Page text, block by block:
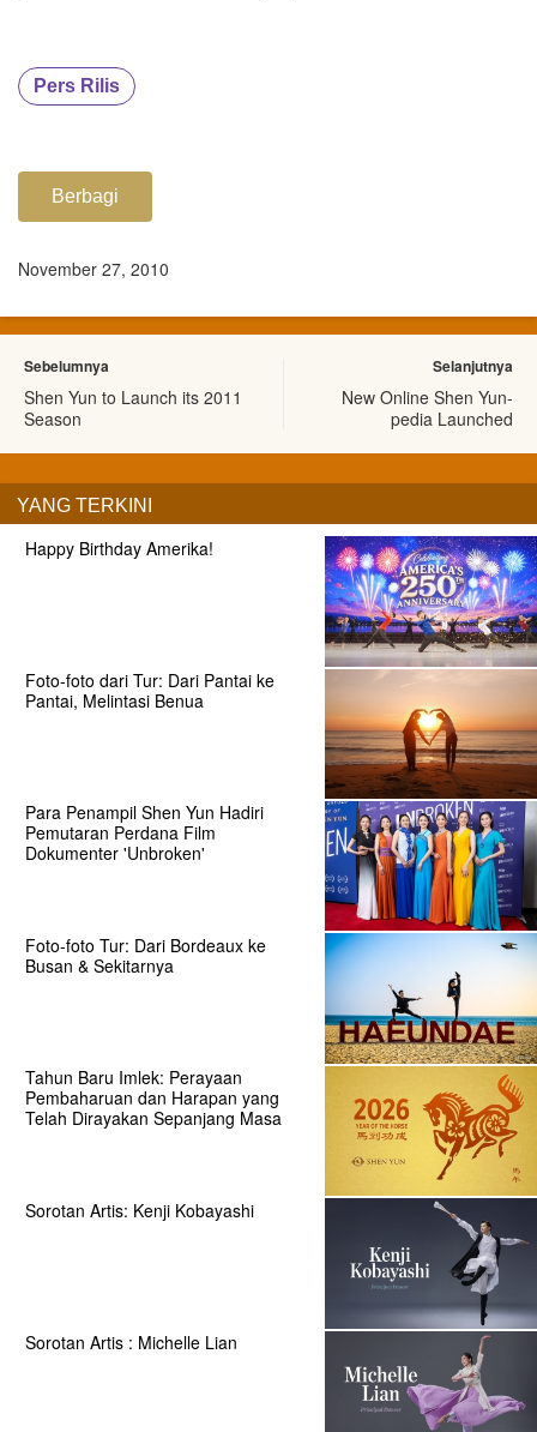
Pers Rilis
Berbagi
November 27, 2010
Sebelumnya
Shen Yun to Launch its 2011
Season
Selanjutnya
New Online Shen Yun-
pedia Launched
YANG TERKINI
Happy Birthday Amerika!
Foto-foto dari Tur: Dari Pantai ke
Pantai, Melintasi Benua
Para Penampil Shen Yun Hadiri
Pemutaran Perdana Film
Dokumenter 'Unbroken'
Foto-foto Tur: Dari Bordeaux ke
Busan & Sekitarnya
Tahun Baru Imlek: Perayaan
Pembaharuan dan Harapan yang
Telah Dirayakan Sepanjang Masa
Sorotan Artis: Kenji Kobayashi
Sorotan Artis : Michelle Lian